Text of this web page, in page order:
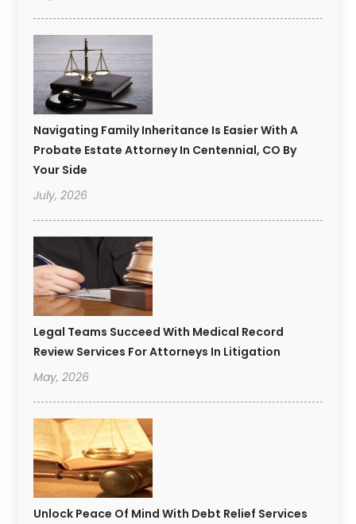
Navigating Family Inheritance Is Easier With A
Probate Estate Attorney In Centennial, CO By
Your Side
July, 2026
Legal Teams Succeed With Medical Record
Review Services For Attorneys In Litigation
May, 2026
Unlock Peace Of Mind With Debt Relief Services